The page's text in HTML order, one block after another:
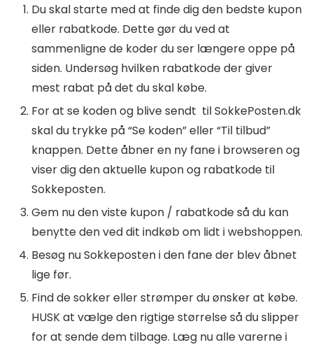
Du skal starte med at finde dig den bedste kupon
eller rabatkode. Dette gør du ved at
sammenligne de koder du ser længere oppe på
siden. Undersøg hvilken rabatkode der giver
mest rabat på det du skal købe.
For at se koden og blive sendt til SokkePosten.dk
skal du trykke på “Se koden” eller “Til tilbud”
knappen. Dette åbner en ny fane i browseren og
viser dig den aktuelle kupon og rabatkode til
Sokkeposten.
Gem nu den viste kupon / rabatkode så du kan
benytte den ved dit indkøb om lidt i webshoppen.
Besøg nu Sokkeposten i den fane der blev åbnet
lige før.
Find de sokker eller strømper du ønsker at købe.
HUSK at vælge den rigtige størrelse så du slipper
for at sende dem tilbage. Læg nu alle varerne i